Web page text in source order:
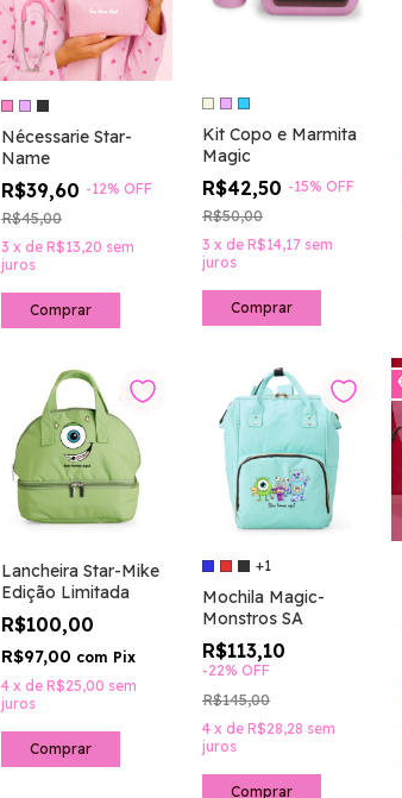
Nécessarie Star-
Name
R$39,60 -12% OFF
R$45,00
3 x de R$13,20 sem
juros
Comprar
Kit Copo e Marmita
Magic
R$42,50 -15% OFF
R$50,00
3 x de R$14,17 sem
juros
Comprar
Lancheira Star-Mike
Edição Limitada
R$100,00
R$97,00 com Pix
4 x de R$25,00 sem
juros
+1
Mochila Magic-
Monstros SA
R$113,10
-22% OFF
R$145,00
4 x de R$28,28 sem
juros
Comprar